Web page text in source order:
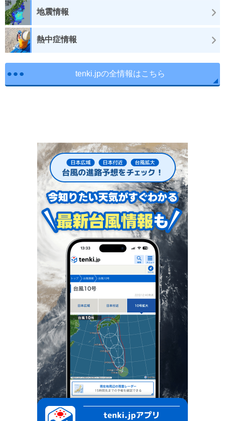
地震情報
熱中症情報
tenki.jpの全情報はこちら